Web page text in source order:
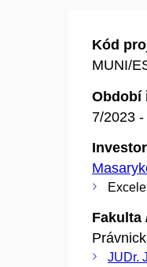
Kód
MUNI/
Období
7/2023
Fakulta
JUDr.